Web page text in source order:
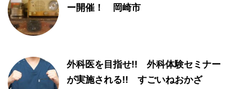
ー開催！ 岡崎市
外科医を目指せ!! 外科体験セミナー
が実施される!! すごいねおかざ